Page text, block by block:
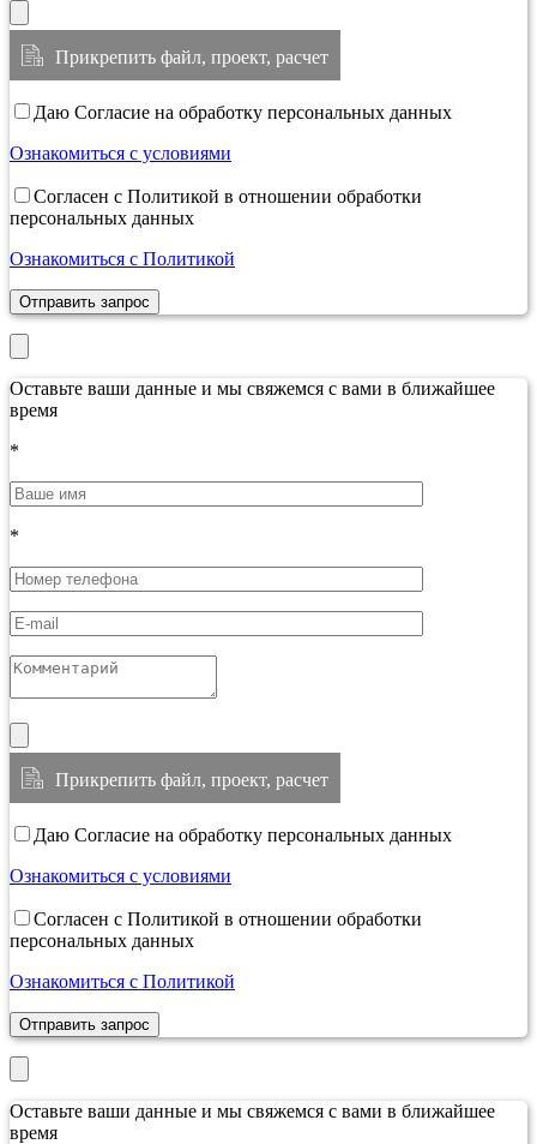
Прикрепить файл, проект, расчет
Даю Согласие на обработку персональных данных
Ознакомиться с условиями
Согласен с Политикой в отношении обработки
персональных данных
Ознакомиться с Политикой
Отправить запрос
Оставьте ваши данные и мы свяжемся с вами в ближайшее
время
*
*
Прикрепить файл, проект, расчет
Даю Согласие на обработку персональных данных
Ознакомиться с условиями
Согласен с Политикой в отношении обработки
персональных данных
Ознакомиться с Политикой
Отправить запрос
Оставьте ваши данные и мы свяжемся с вами в ближайшее
время